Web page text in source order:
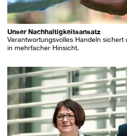
Unser Nachhaltigkeitsansatz
Verantwortungsvolles Handeln sichert
in mehrfacher Hinsicht.